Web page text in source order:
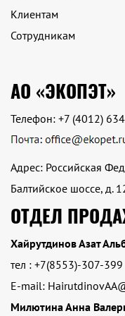
Клиентам
Сотрудникам
АО «ЭКОПЭТ»
Телефон: +7 (4012)
Адрес: Российская
Балтийское шоссе, д.
ОТДЕЛ
Хайрутдинов Азат
тел : +7(8553)-307-399
E-mail:
Милютина Анна